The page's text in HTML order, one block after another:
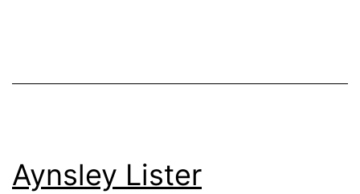
Aynsley Lister